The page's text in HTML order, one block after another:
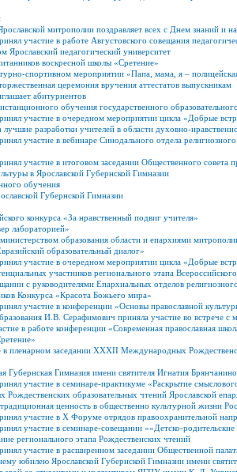
митрополии поздравляет всех с Днем знаний и
участие в работе Августовского совещания
педагогический университет
воскресной школы «Сретение»
спортивном мероприятии «Папа, мама, я –
церемония вручения аттестатов выпускникам
абитуриентов
обучения государственного
участие в очередном мероприятии цикла «Добрые
разработки учителей в области духовно-
участие в вебинаре Синодального отдела религиозного
участие в итоговом заседании Общественного совета
в Ярославской Губернской Гимназии
обучения
Губернской Гимназии
конкурса «За нравственный подвиг учителя»
лабораторией»
образования области и епархиями
образовательный диалог»
участие в очередном мероприятии цикла «Добрые
участников регионального этапа
с руководителями Епархиальных отделов религиозного
Конкурса «Красота Божьего мира»
участие в конференции «Основы православной
И.В. Серафимович приняла участие во встрече
в работе конференции «Современная православная
в пленарном заседании XXXII Международных
Губернская Гимназия имени святителя Игнатия
участие в семинаре-практикуме «Раскрытие
образовательных чтений Ярославской
ценность в общественно культурной жизни
участие в Х Форуме отрядов правоохранительной
участие в семинаре-совещании ««Детско-
регионального этапа Рождественских чтений
участие в расширенном заседании Общественной
юбилею Ярославской Губернской Гимназии имени